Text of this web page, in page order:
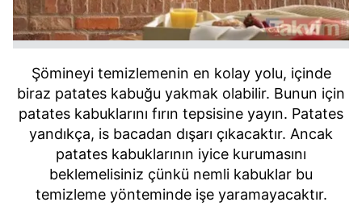
Şömineyi temizlemenin en kolay yolu, içinde
biraz patates kabuğu yakmak olabilir. Bunun için
patates kabuklarını fırın tepsisine yayın. Patates
yandıkça, is bacadan dışarı çıkacaktır. Ancak
patates kabuklarının iyice kurumasını
beklemelisiniz çünkü nemli kabuklar bu
temizleme yönteminde işe yaramayacaktır.